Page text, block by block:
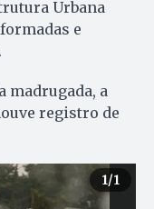
Urbana
e
madrugada, a
registro de
1/1